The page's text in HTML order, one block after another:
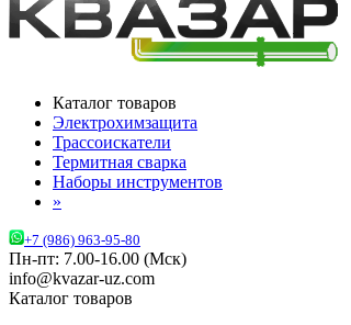
Каталог товаров
Электрохимзащита
Трассоискатели
Термитная сварка
Наборы инструментов
»
+7 (986) 963-95-80
Пн-пт: 7.00-16.00 (Мск)
info@kvazar-uz.com
Каталог товаров